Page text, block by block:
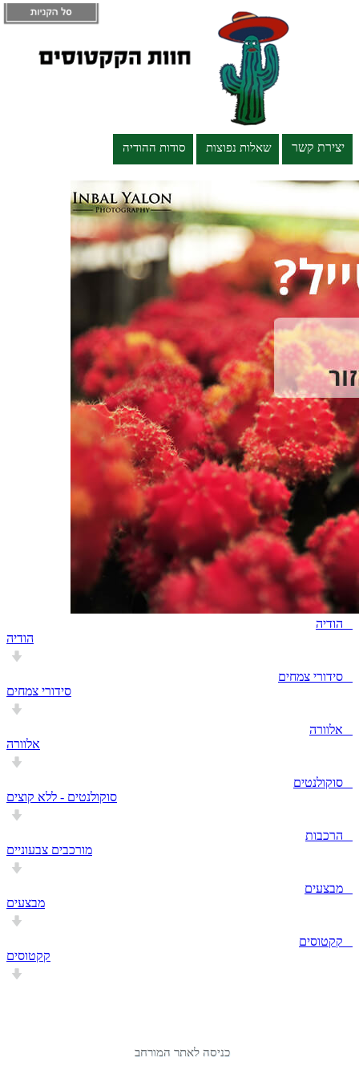
סודות ההודיה שאלות נפוצות יצירת קשר
הודיה
הודיה
סידורי צמחים
סידורי צמחים
אלוורה
אלוורה
סוקולנטים
סוקולנטים - ללא קוצים
הרכבות
מורכבים צבעוניים
מבצעים
מבצעים
קקטוסים
קקטוסים
כניסה לאתר המורחב